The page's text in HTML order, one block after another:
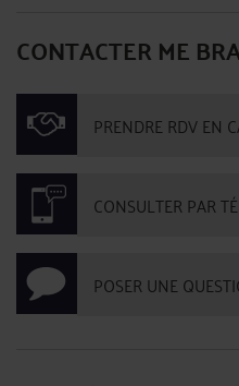
CONTACTER ME
PRENDRE RDV EN
CONSULTER PAR
POSER UNE